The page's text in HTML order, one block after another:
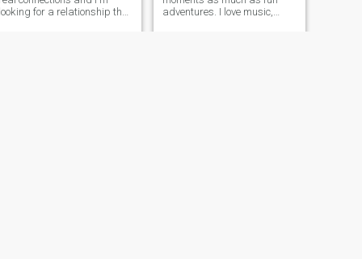
looking for a relationship that
adventures. I love music,